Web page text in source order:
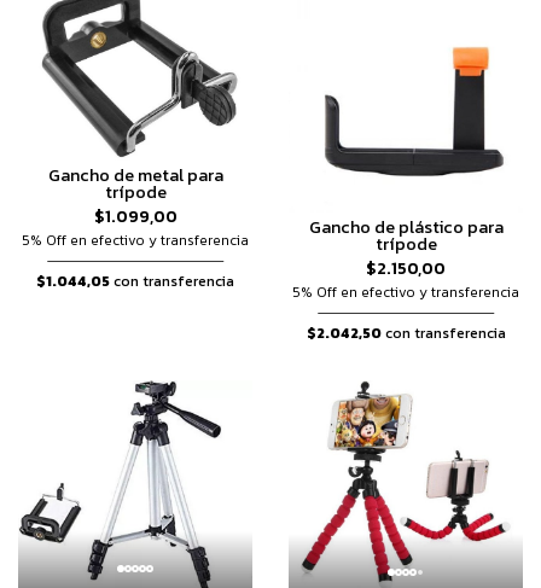
Gancho de metal para
trípode
$1.099,00
5% Off en efectivo y transferencia
$1.044,05con transferencia
Gancho de plástico para
trípode
$2.150,00
5% Off en efectivo y transferencia
$2.042,50con transferencia